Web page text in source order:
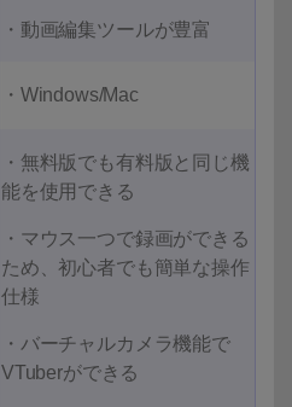
・動画編集ツールが豊富
・Windows/Mac
・無料版でも有料版と同じ機
能を使用できる
・マウス一つで録画ができる
ため、初心者でも簡単な操作
仕様
・バーチャルカメラ機能で
VTuberができる